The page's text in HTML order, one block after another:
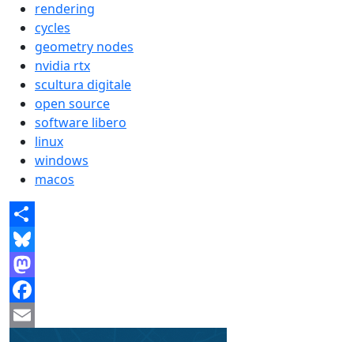
rendering
cycles
geometry nodes
nvidia rtx
scultura digitale
open source
software libero
linux
windows
macos
Share
Bluesky
Mastodon
Facebook